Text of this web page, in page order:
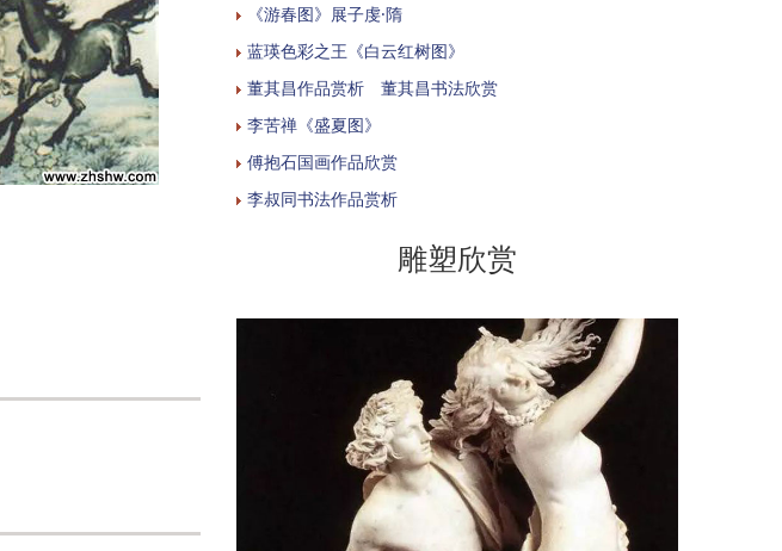
《游春图》展子虔·隋
蓝瑛色彩之王《白云红树图》
董其昌作品赏析 董其昌书法欣赏
李苦禅《盛夏图》
傅抱石国画作品欣赏
李叔同书法作品赏析
雕塑欣赏